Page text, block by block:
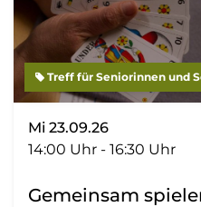
Treff für Seniorinnen und
Mi 23.09.26
14:00 Uhr - 16:30 Uhr
Gemeinsam